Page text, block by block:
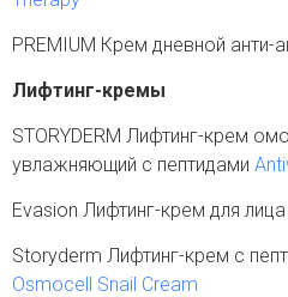
PREMIUM Крем дневной анти-
Лифтинг-кремы
STORYDERM Лифтинг-крем
увлажняющий с пептидами
Evasion Лифтинг-крем для лица
Storyderm Лифтинг-крем с
Osmocell Snail Cream